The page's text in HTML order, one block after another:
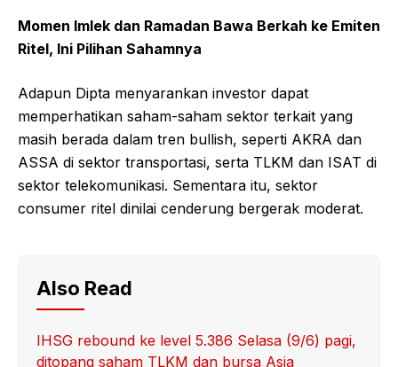
Momen Imlek dan Ramadan Bawa Berkah ke Emiten
Ritel, Ini Pilihan Sahamnya
Adapun Dipta menyarankan investor dapat
memperhatikan saham-saham sektor terkait yang
masih berada dalam tren bullish, seperti AKRA dan
ASSA di sektor transportasi, serta TLKM dan ISAT di
sektor telekomunikasi. Sementara itu, sektor
consumer ritel dinilai cenderung bergerak moderat.
Also Read
IHSG rebound ke level 5.386 Selasa (9/6) pagi,
ditopang saham TLKM dan bursa Asia